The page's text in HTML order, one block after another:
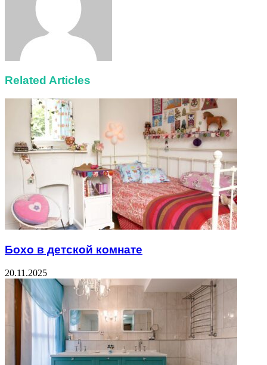
Related Articles
Бохо в детской комнате
20.11.2025